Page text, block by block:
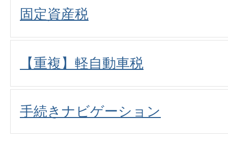
固定資産税
【重複】軽自動車税
手続きナビゲーション